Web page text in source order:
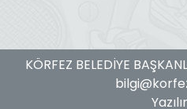
KÖRFEZ BELEDİYE